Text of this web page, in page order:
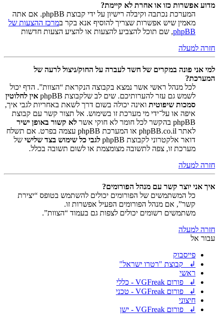
מדוע אפשרות כזו או אחרת לא קיימת?
המערכת נכתבה וקיבלה רישיון על ידי קבוצת phpBB. אם אתה
מאמין שיש אפשרות שצריך להוסיף אנא בקר במרכז ההצעות של
phpBB, שם תוכל להצביע להצעות או להציע הצעות חדשות
חזרה למעלה
למי אני פונה במקרים של חשד לעברה על החוק/ניצול לרעה של
המערכת?
לכל מנהל ראשי אשר נמצא בקבוצה הנקראת “הצוות”. הדף יכול
לשמש גם עזר להערותיכם. שים לב שלקבוצת phpBB
אין לחלוטין
סמכות שיפוטית ואינה יכולה בשום דרך לשאת באחריות לגבי איך,
איפה או על־ידי מי מערכת זו בשימוש. אל תצור קשר עם קבוצת
phpBB בהקשר לכל חומר לא חוקי אשר
לא קשור באופן ישיר
לאתר phpBB.co.il או המערכת phpBB עצמה בפרט. אם תשלח
דואר אלקטרוני לקבוצת phpBB
לגבי כל שימוש בצד שלישי של
מערכת זו, צפה לתשובה מצומצמת או לשום תשובה בכלל.
חזרה למעלה
איך אני יוצר קשר עם מנהל הפורומים?
כל המשתמשים של הפורומים יכולים להשתמש בטופס “יצירת
קשר”, אם מנהל הפורומים הפעיל אפשרות זו.
משתמשים רשומים יכולים לצפות גם בעמוד “הצוות”.
חזרה למעלה
עבור אל
פייסבוק
↲ קבוצת "רטרו ישראל"
ראשי
↲ פורום VGFreak - כללי
↲ פורום VGFreak - טכני
חיצוני
↲ פורום VGFreak - ישן